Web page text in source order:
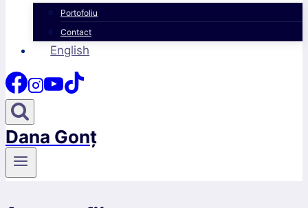
Portofoliu
Contact
English
Dana Gonț